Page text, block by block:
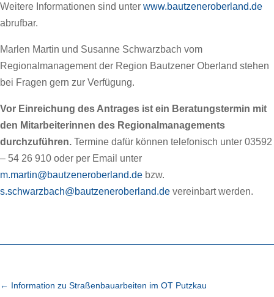
Weitere Informationen sind unter www.bautzeneroberland.de
abrufbar.
Marlen Martin und Susanne Schwarzbach vom
Regionalmanagement der Region Bautzener Oberland stehen
bei Fragen gern zur Verfügung.
Vor Einreichung des Antrages ist ein Beratungstermin mit
den Mitarbeiterinnen des Regionalmanagements
durchzuführen. Termine dafür können telefonisch unter 03592
– 54 26 910 oder per Email unter
m.martin@bautzeneroberland.de bzw.
s.schwarzbach@bautzeneroberland.de vereinbart werden.
← Information zu Straßenbauarbeiten im OT Putzkau